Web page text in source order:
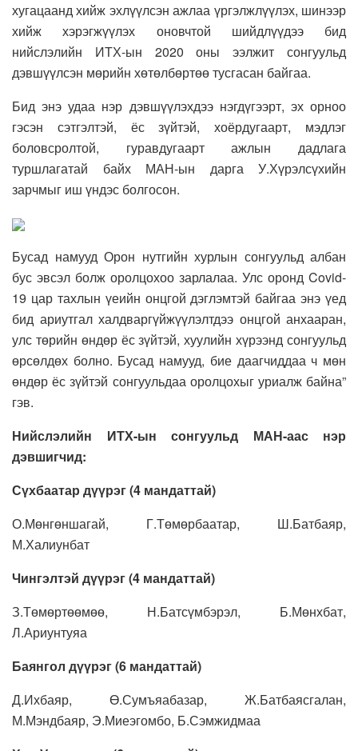
хугацаандхийж эхлүүлсэн ажлаа үргэлжлүүлэх, шинээр
хийж хэрэгжүүлэх оновчтой шийдлүүдээ бид
нийслэлийн ИТХ-ын 2020 оны ээлжит сонгуульд
дэвшүүлсэн мөрийн хөтөлбөртөө тусгасан байгаа.
Бид энэ удаа нэр дэвшүүлэхдээ нэгдүгээрт, эх орноо
гэсэн сэтгэлтэй, ёс зүйтэй, хоёрдугаарт, мэдлэг
боловсролтой, гуравдугаарт ажлын дадлага
туршлагатай байх МАН-ын дарга У.Хүрэлсүхийн
зарчмыг иш үндэс болгосон.
Бусад намууд Орон нутгийн хурлын сонгуульд албан
бус эвсэл болж оролцохоо зарлалаа. Улс оронд Covid-
19 цар тахлын үеийн онцгой дэглэмтэй байгаа энэ үед
бид ариутгал халдваргүйжүүлэлтдээ онцгой анхааран,
улс төрийн өндөр ёс зүйтэй, хуулийн хүрээнд сонгуульд
өрсөлдөх болно. Бусад намууд, бие даагчиддаа ч мөн
өндөр ёс зүйтэй сонгуульдаа оролцохыг уриалж байна”
гэв.
Нийслэлийн ИТХ-ын сонгуульд МАН-аас нэр
дэвшигчид:
Сүхбаатар дүүрэг (4 мандаттай)
О.Мөнгөншагай, Г.Төмөрбаатар, Ш.Батбаяр,
М.Халиунбат
Чингэлтэй дүүрэг (4 мандаттай)
З.Төмөртөөмөө, Н.Батсүмбэрэл, Б.Мөнхбат,
Л.Ариунтуяа
Баянгол дүүрэг (6 мандаттай)
Д.Ихбаяр, Ө.Сумъяабазар, Ж.Батбаясгалан,
М.Мэндбаяр, Э.Миеэгомбо, Б.Сэмжидмаа